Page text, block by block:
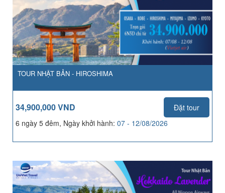
TOUR NHẬT BẢN - HIROSHIMA
34,900,000 VND
Đặt tour
6 ngày 5 đêm, Ngày khởi hành: 07 - 12/08/2026